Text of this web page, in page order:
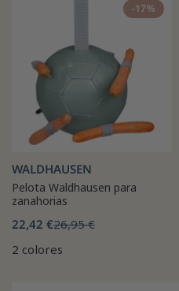
-17%
WALDHAUSEN
Pelota Waldhausen para
zanahorias
22,42 €26,95 €
2 colores